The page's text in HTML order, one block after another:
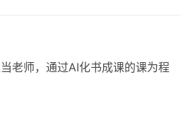
老师，通过AI化书成课的课为程‬